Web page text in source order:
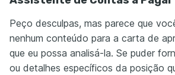
Peço desculpas, mas parece que
nenhum conteúdo para a carta de
que eu possa analisá-la. Se puder
ou detalhes específicos da posição